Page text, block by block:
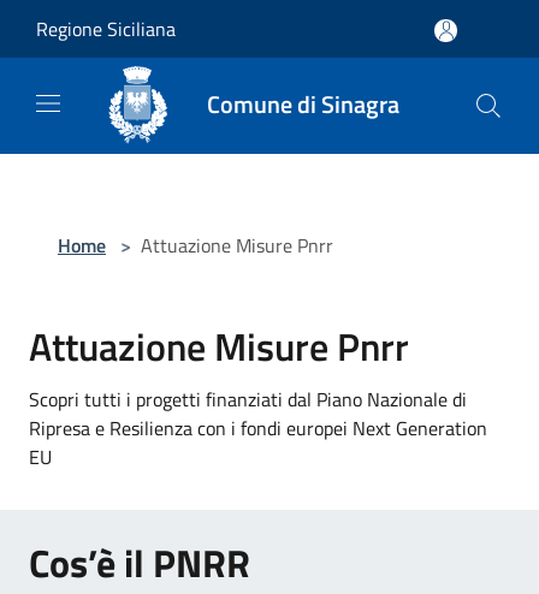
Regione Siciliana
Comune di Sinagra
Home > Attuazione Misure Pnrr
Attuazione Misure Pnrr
Scopri tutti i progetti finanziati dal Piano Nazionale di
Ripresa e Resilienza con i fondi europei Next Generation
EU
Cos’è il PNRR